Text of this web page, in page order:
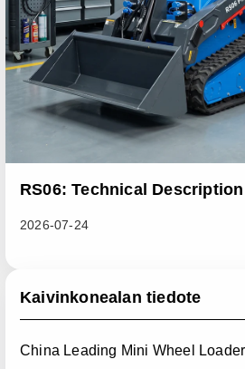
RS06: Technical
2026-07-24
Kaivinkonealan tiedote